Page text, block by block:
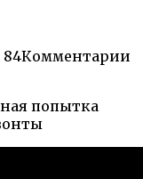
84Комментарии